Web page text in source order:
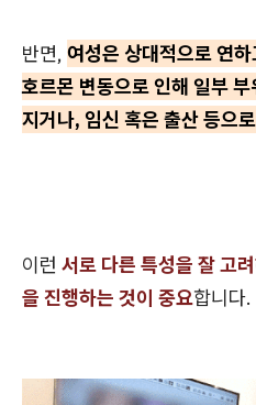
반면, 여성은 상대적으로 연
호르몬 변동으로 인해 일부
지거나, 임신 혹은 출산 등으
이런 서로 다른 특성을 잘 고
을 진행하는 것이 중요합니다.